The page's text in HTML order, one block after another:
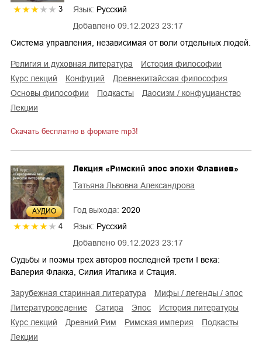
3
Добавлено 09.12.2023 23:17
Язык: Русский
Система управления, независимая от воли отдельных людей.
религия и духовная литература
история философии
курс лекций
Конфуций
древнекитайская философия
основы философии
подкасты
даосизм / конфуцианство
лекции
Скачать бесплатно в формате mp3!
AУДИО
4
Добавлено 09.12.2023 23:17
Лекция «Римский эпос эпохи Флавиев»
Татьяна Львовна Александрова
Год выхода: 2020
Язык: Русский
Судьбы и поэмы трех авторов последней трети I века:
Валерия Флакка, Силия Италика и Стация.
зарубежная старинная литература
мифы / легенды / эпос
литературоведение
сатира эпос
история литературы
курс лекций
Древний Рим Римская империя
подкасты
лекции